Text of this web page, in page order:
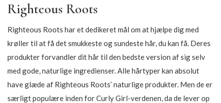
Righteous Roots
Righteous Roots har et dedikeret mål om at hjælpe dig med
krøller til at få det smukkeste og sundeste hår, du kan få. Deres
produkter forvandler dit hår til den bedste version af sig selv
med gode, naturlige ingredienser. Alle hårtyper kan absolut
have glæde af Righteous Roots’ naturlige produkter. Men de er
særligt populære inden for Curly Girl-verdenen, da de lever op